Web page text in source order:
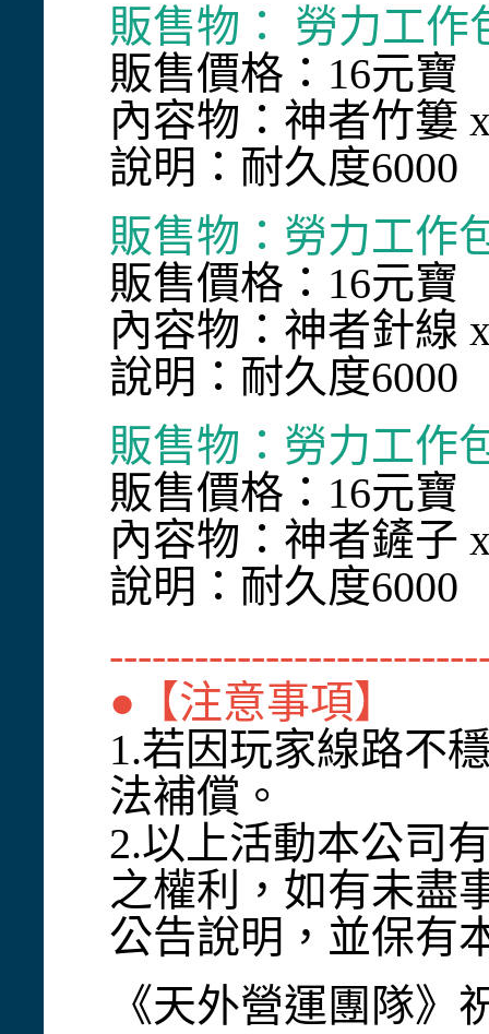
販售物： 勞力工作
販售價格：16元寶
內容物：神者竹簍
說明：耐久度6000
販售物：勞力工作
販售價格：16元寶
內容物：神者針線
說明：耐久度6000
販售物：勞力工作
販售價格：16元寶
內容物：神者鏟子
說明：耐久度6000
●【注意事項】
1.若因玩家線路不
法補償。
2.以上活動本公司
之權利，如有未盡
公告說明，並保有
《天外營運團隊》